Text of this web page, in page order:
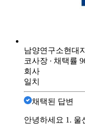
남양연구소현대
코사장 ∙ 채택률
회사
일치
채택된 답변
안녕하세요 1. 울